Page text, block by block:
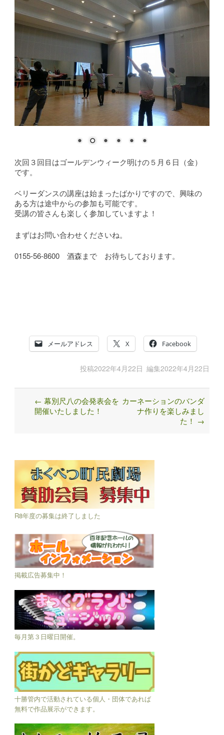
次回３回目はゴールデンウィーク明けの５月６日（金）
です。
ベリーダンスの講座は始まったばかりですので、興味の
ある方は途中からの参加も可能です。
受講の皆さんも楽しく参加していますよ！
まずはお問い合わせくださいね。
0155-56-8600 酒森まで お待ちしております。
メールアドレス X Facebook
投稿2022年4月22日 編集2022年4月22日
Post
navigation
← 幕別尺八の会発表会を
開催いたしました！
カーネーションのバンダ
ナ作りを楽しみまし
た！ →
R8年度の募集は終了しました
掲載広告募集中！
毎月第３日曜日開催。
十勝管内で活動されている個人・団体であれば
無料で作品展示ができます。